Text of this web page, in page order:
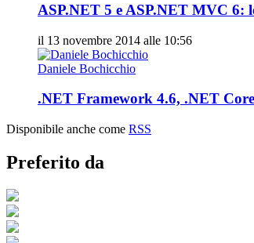
ASP.NET 5 e ASP.NET MVC 6:
il 13 novembre 2014 alle 10:56
Daniele Bochicchio
.NET Framework 4.6, .NET
Disponibile anche come RSS
Preferito da